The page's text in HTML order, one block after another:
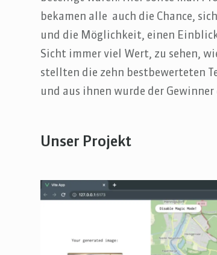
bekamen alle auch die Chance,
und die Möglichkeit, einen
Sicht immer viel Wert, zu sehen,
stellten die zehn bestbewerteten
und aus ihnen wurde der
Unser Projekt